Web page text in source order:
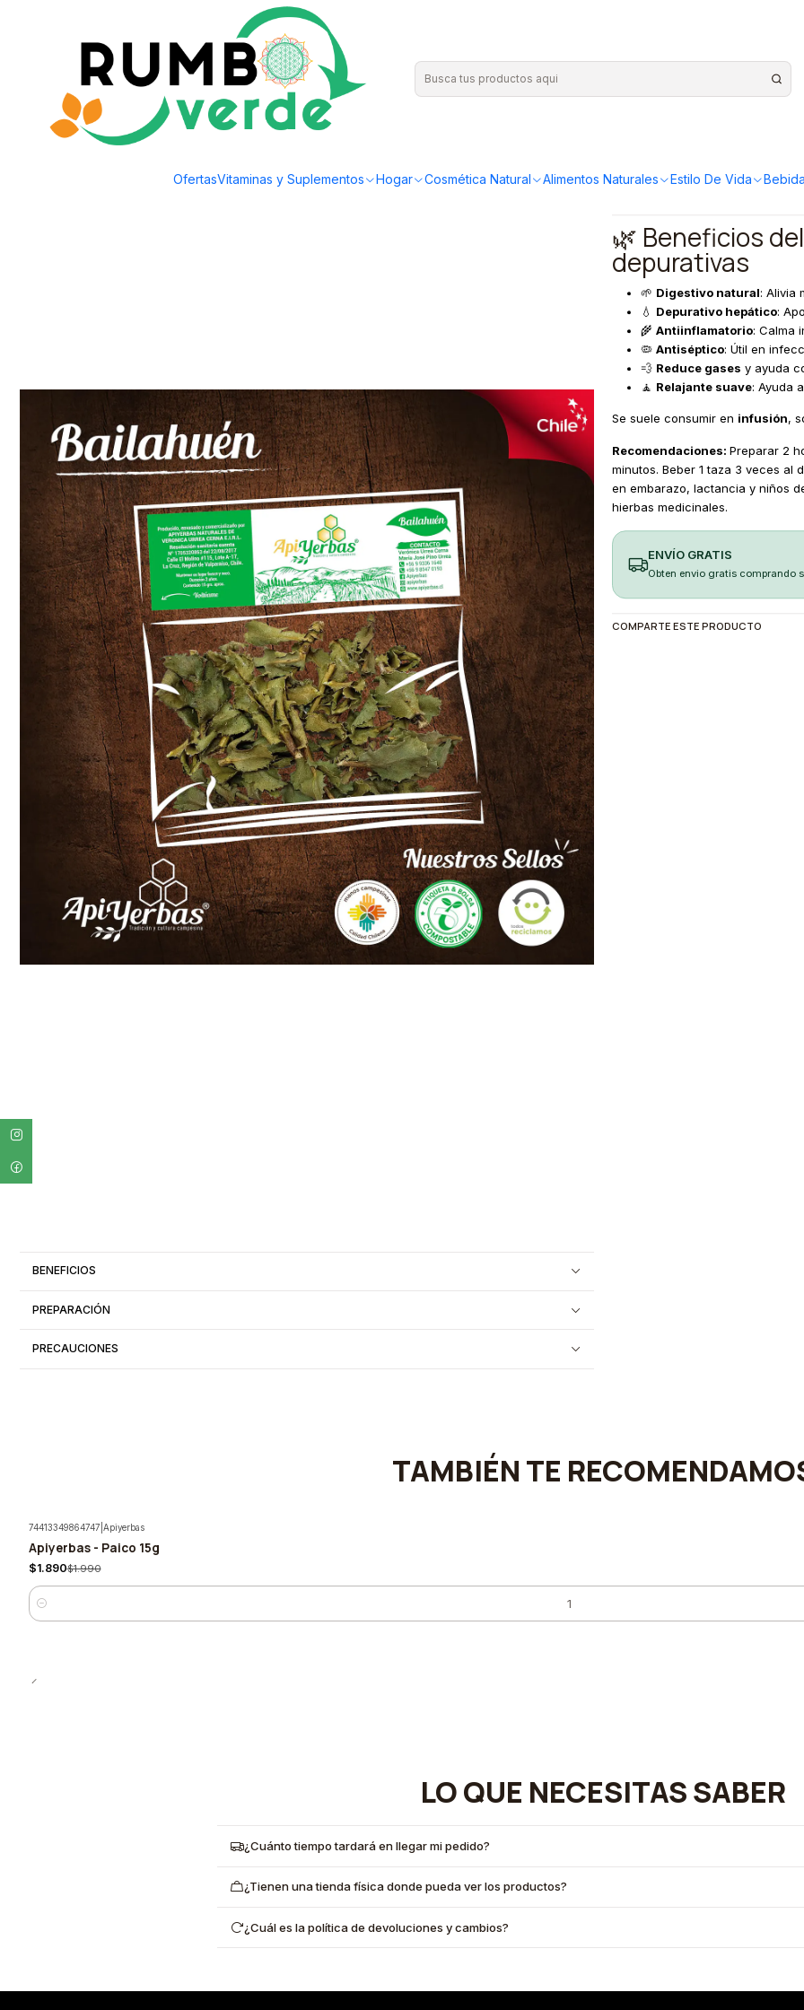
OfertasVitaminas y Suplementos Hogar Cosmética Natural Alimentos Naturales Estilo De Vida
Envío gratis por compras sobre los 59.990 en la provincia de Santiago
Plantas y Hierbas Hierbas Medicinales Apiyerbas - Bailahuen 15g
BENEFICIOS
PREPARACIÓN
PRECAUCIONES
¡Compra más y
🌿 Beneficios
depurativas
🌱 Digestivo natural: Alivia
💧 Depurativo hepático:
🌾 Antiinflamatorio: Calma
🦠 Antiséptico: Útil en
💨 Reduce gases y ayuda
🧘 Relajante suave: Ayuda
Se suele consumir en infusión,
Recomendaciones: Preparar 2
minutos. Beber 1 taza 3 veces
en embarazo, lactancia y niños
hierbas medicinales.
ENVÍO GRATIS
Obten envio gratis comprando
COMPARTE ESTE PRODUCTO
TAMBIÉN TE
-5%
74413349864747 Apiyerbas
Apiyerbas - Paico 15g
$1.890$1.990
Cantidad
LO QUE NECESITAS SABER
¿Cuánto tiempo tardará en llegar mi pedido?
¿Tienen una tienda física donde pueda ver los productos?
¿Cuál es la política de devoluciones y cambios?